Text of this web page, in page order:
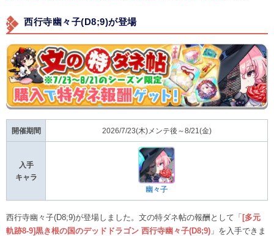
西行寺幽々子(D8;9)が登場
開催期間 2026/7/23(木)メンテ後～8/21(金)
入手
キャラ
幽々子
西行寺幽々子(D8;9)が登場しました。文の特ダネ帖の報酬として「 [多元
軌跡8-9]黒き根の国のデッドドラゴン 西行寺幽々子(D8;9) 」を入手できま